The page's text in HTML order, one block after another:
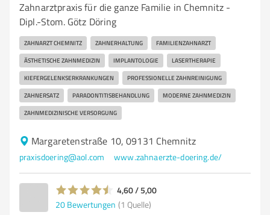
Zahnarztpraxis für die ganze Familie in Chemnitz -
Dipl.-Stom. Götz Döring
ZAHNARZT CHEMNITZ ZAHNERHALTUNG FAMILIENZAHNARZT
ÄSTHETISCHE ZAHNMEDIZIN IMPLANTOLOGIE LASERTHERAPIE
KIEFERGELENKSERKRANKUNGEN PROFESSIONELLE ZAHNREINIGUNG
ZAHNERSATZ PARADONTITISBEHANDLUNG MODERNE ZAHNMEDIZIN
ZAHNMEDIZINISCHE VERSORGUNG
Margaretenstraße 10, 09131 Chemnitz
praxisdoering@aol.com www.zahnaerzte-doering.de/
4,60 / 5,00
20 Bewertungen (1 Quelle)